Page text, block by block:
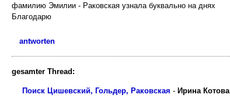
фамилию Эмилии - Раковская узнала буквально на днях
Благодарю
antworten
gesamter Thread:
Поиск Цишевский, Гольдер, Раковская - Ирина Котова